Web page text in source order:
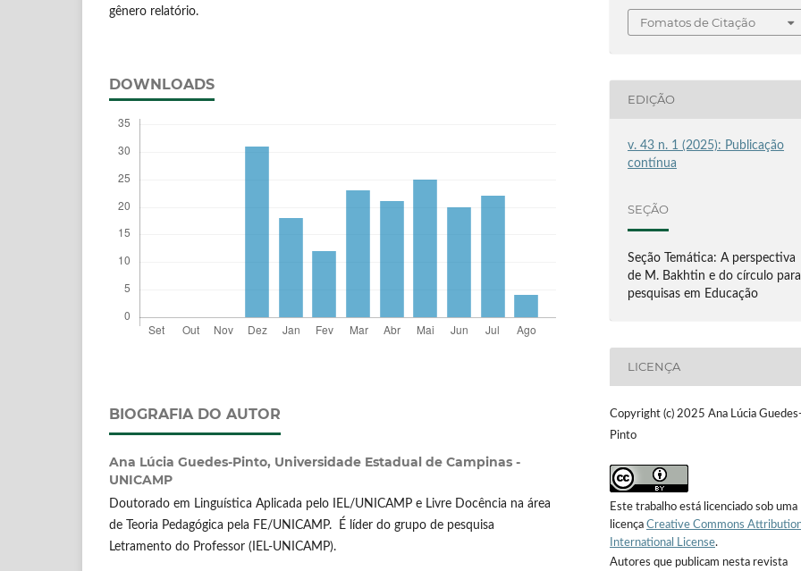
gênero relatório.
DOWNLOADS
BIOGRAFIA DO AUTOR
Ana Lúcia Guedes-Pinto, Universidade Estadual de Campinas -
UNICAMP
Doutorado em Linguística Aplicada pelo IEL/UNICAMP e Livre Docência na área
de Teoria Pedagógica pela FE/UNICAMP. É líder do grupo de pesquisa
Letramento do Professor (IEL-UNICAMP).
Fomatos de Citação
EDIÇÃO
v. 43 n. 1 (2025): Publicação
contínua
SEÇÃO
Seção Temática: A perspectiva
de M. Bakhtin e do círculo para
pesquisas em Educação
LICENÇA
Copyright (c) 2025 Ana Lúcia Guedes-
Pinto
Este trabalho está licenciado sob uma
licença Creative Commons
International License.
Autores que publicam nesta revista